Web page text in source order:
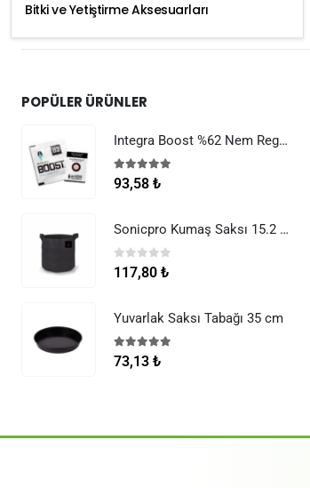
Bitki ve Yetiştirme Aksesuarları
POPÜLER ÜRÜNLER
Integra Boost %62 Nem Regülatörü 8 g
5.005 üzerinden
93,58 ₺
Sonicpro Kumaş Saksı 15.2 Litre (4 Galon)
0 5 üzerinden
117,80 ₺
Yuvarlak Saksı Tabağı 35 cm
5.00 5 üzerinden
73,13 ₺